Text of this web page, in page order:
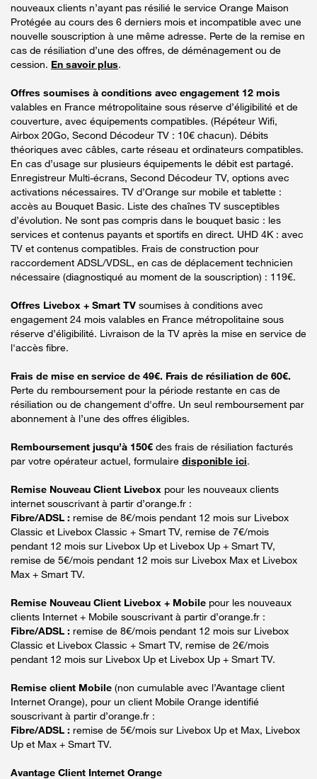
nouveaux clients n’ayant pas résilié le service Orange Maison
Protégée au cours des 6 derniers mois et incompatible avec une
nouvelle souscription à une même adresse. Perte de la remise en
cas de résiliation d’une des offres, de déménagement ou de
cession. En savoir plus.
Offres soumises à conditions avec engagement 12 mois
valables en France métropolitaine sous réserve d’éligibilité et de
couverture, avec équipements compatibles. (Répéteur Wifi,
Airbox 20Go, Second Décodeur TV : 10€ chacun). Débits
théoriques avec câbles, carte réseau et ordinateurs compatibles.
En cas d’usage sur plusieurs équipements le débit est partagé.
Enregistreur Multi-écrans, Second Décodeur TV, options avec
activations nécessaires. TV d’Orange sur mobile et tablette :
accès au Bouquet Basic. Liste des chaînes TV susceptibles
d’évolution. Ne sont pas compris dans le bouquet basic : les
services et contenus payants et sportifs en direct. UHD 4K : avec
TV et contenus compatibles. Frais de construction pour
raccordement ADSL/VDSL, en cas de déplacement technicien
nécessaire (diagnostiqué au moment de la souscription) : 119€.
Offres Livebox + Smart TV soumises à conditions avec
engagement 24 mois valables en France métropolitaine sous
réserve d’éligibilité. Livraison de la TV après la mise en service de
l'accès fibre.
Frais de mise en service de 49€. Frais de résiliation de 60€.
Perte du remboursement pour la période restante en cas de
résiliation ou de changement d'offre. Un seul remboursement par
abonnement à l’une des offres éligibles.
Remboursement jusqu’à 150€ des frais de résiliation facturés
par votre opérateur actuel, formulaire disponible ici.
Remise Nouveau Client Livebox pour les nouveaux clients
internet souscrivant à partir d’orange.fr :
Fibre/ADSL : remise de 8€/mois pendant 12 mois sur Livebox
Classic et Livebox Classic + Smart TV, remise de 7€/mois
pendant 12 mois sur Livebox Up et Livebox Up + Smart TV,
remise de 5€/mois pendant 12 mois sur Livebox Max et Livebox
Max + Smart TV.
Remise Nouveau Client Livebox + Mobile pour les nouveaux
clients Internet + Mobile souscrivant à partir d’orange.fr :
Fibre/ADSL : remise de 8€/mois pendant 12 mois sur Livebox
Classic et Livebox Classic + Smart TV, remise de 2€/mois
pendant 12 mois sur Livebox Up et Livebox Up + Smart TV.
Remise client Mobile (non cumulable avec l’Avantage client
Internet Orange), pour un client Mobile Orange identifié
souscrivant à partir d’orange.fr :
Fibre/ADSL : remise de 5€/mois sur Livebox Up et Max, Livebox
Up et Max + Smart TV.
Avantage Client Internet Orange